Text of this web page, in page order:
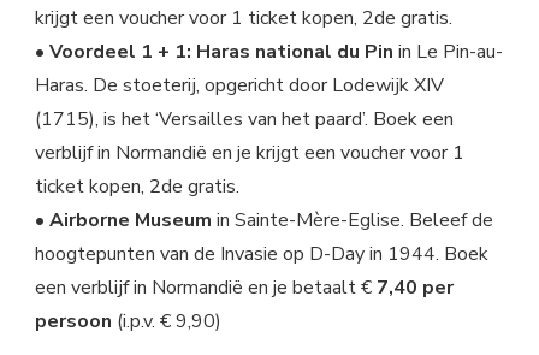
krijgt een voucher voor 1 ticket kopen, 2de gratis.
• Voordeel 1 + 1: Haras national du Pin in Le Pin-au-
Haras. De stoeterij, opgericht door Lodewijk XIV
(1715), is het ‘Versailles van het paard’. Boek een
verblijf in Normandië en je krijgt een voucher voor 1
ticket kopen, 2de gratis.
• Airborne Museum in Sainte-Mère-Eglise. Beleef de
hoogtepunten van de Invasie op D-Day in 1944. Boek
een verblijf in Normandië en je betaalt € 7,40 per
persoon (i.p.v. € 9,90)